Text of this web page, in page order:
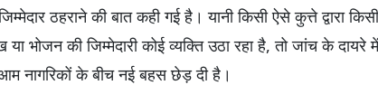
ठहराने की बात कही गई है। यानी किसी ऐसे कुत्ते द्वारा
भोजन की जिम्मेदारी कोई व्यक्ति उठा रहा है, तो जांच के
नागरिकों के बीच नई बहस छेड़ दी है।